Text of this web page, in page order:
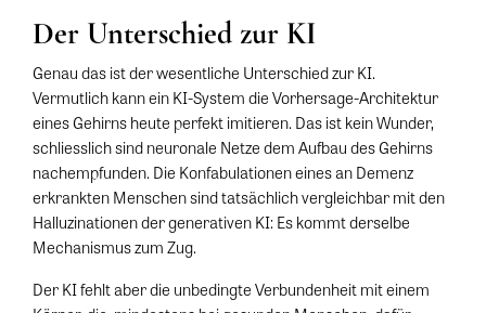
Der Unterschied zur KI
Genau das ist der wesentliche Unterschied zur KI.
Vermutlich kann ein KI-System die Vorhersage-Architektur
eines Gehirns heute perfekt imitieren. Das ist kein Wunder,
schliesslich sind neuronale Netze dem Aufbau des Gehirns
nachempfunden. Die Konfabulationen eines an Demenz
erkrankten Menschen sind tatsächlich vergleichbar mit den
Halluzinationen der generativen KI: Es kommt derselbe
Mechanismus zum Zug.
Der KI fehlt aber die unbedingte Verbundenheit mit einem